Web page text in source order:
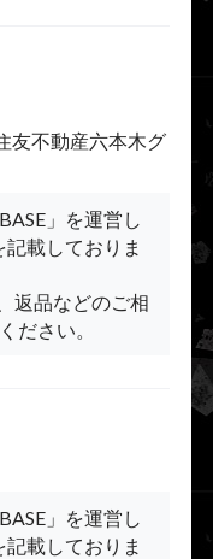
友不動産六本木グ
」を運営し
載しておりま
返品などのご相
ださい。
」を運営し
載しておりま